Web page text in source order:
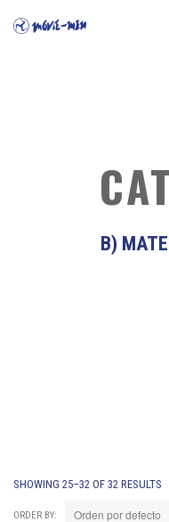
B)
SHOWING 25–32 OF 32 RESULTS
ORDER BY: